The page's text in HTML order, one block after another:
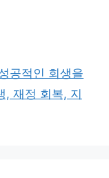
공적인 회생을
, 재정 회복, 지